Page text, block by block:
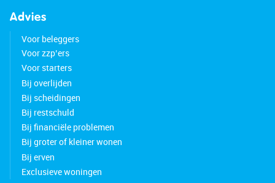
Advies
Voor beleggers
Voor zzp’ers
Voor starters
Bij overlijden
Bij scheidingen
Bij restschuld
Bij financiële problemen
Bij groter of kleiner wonen
Bij erven
Exclusieve woningen